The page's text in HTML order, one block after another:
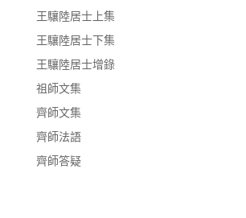
王驤陸居士上集
王驤陸居士下集
王驤陸居士增錄
祖師文集
齊師文集
齊師法語
齊師答疑